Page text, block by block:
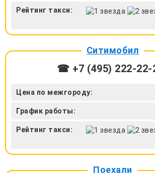
Рейтинг такси:
Ситимобил
☎ +7 (495) 222-22-
Цена по межгороду:
График работы:
Рейтинг такси:
Поехали